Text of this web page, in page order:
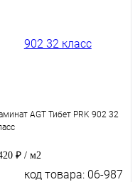
AGT Тибет PRK 902 32
₽ / м2
код товара: 06-987